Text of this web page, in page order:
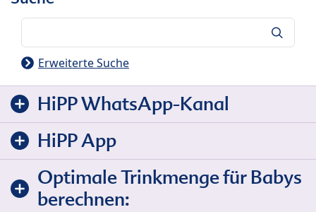
Erweiterte Suche
HiPP WhatsApp-Kanal
HiPP App
Optimale Trinkmenge für Babys
berechnen: